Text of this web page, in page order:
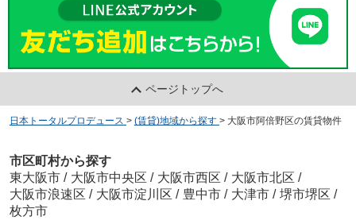
ページトップへ
日本トータルプロデュース > (賃貸)地域から探す > 大阪市阿倍野区の賃貸物件
市区町村から探す
東大阪市 / 大阪市中央区 / 大阪市西区 / 大阪市北区 /
大阪市浪速区 / 大阪市淀川区 / 豊中市 / 大津市 / 堺市堺区 /
枚方市